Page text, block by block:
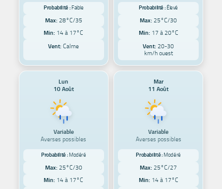
Probabilité : Faible
Max: 28°C/35
Min: 14 à 17°C
Vent: Calme
Probabilité : Élevé
Max: 25°C/30
Min: 17 à 20°C
Vent: 20-30
km/h ouest
Lun
10 Août
Variable
Averses possibles
Probabilité : Modéré
Max: 25°C/30
Min: 14 à 17°C
Mar
11 Août
Variable
Averses possibles
Probabilité : Modéré
Max: 25°C/27
Min: 14 à 17°C